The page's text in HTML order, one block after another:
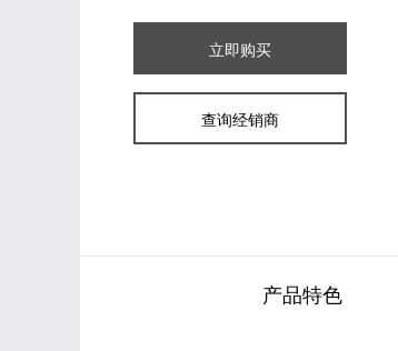
立即购买
查询经销商
产品特色